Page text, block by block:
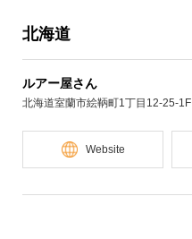
北海道
ルアー屋さん
北海道室蘭市絵鞆町1丁目12-25-1F
Website